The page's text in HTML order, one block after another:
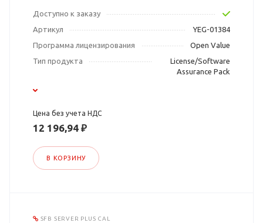
Доступно к заказу
Артикул
YEG-01384
Программа лицензирования
Open Value
Тип продукта
License/Software
Assurance Pack
Цена без учета НДС
12 196,94 ₽
В КОРЗИНУ
SFB SERVER PLUS CAL